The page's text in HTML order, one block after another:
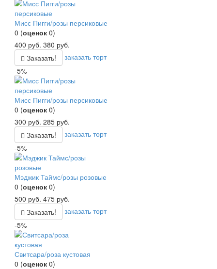
Мисс Пигги/розы персиковые
0 (оценок 0)
400 руб. 380 руб.
Заказать!
заказать торт
-5%
Мисс Пигги/розы персиковые
0 (оценок 0)
300 руб. 285 руб.
Заказать!
заказать торт
-5%
Мэджик Таймс/розы розовые
0 (оценок 0)
500 руб. 475 руб.
Заказать!
заказать торт
-5%
Свитсара/роза кустовая
0 (оценок 0)